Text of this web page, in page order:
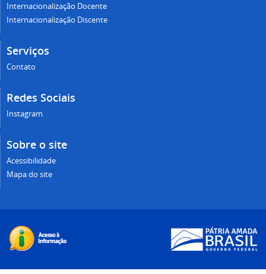
Internacionalização Docente
Internacionalização Discente
Serviços
Contato
Redes Sociais
Instagram
Sobre o site
Acessibilidade
Mapa do site